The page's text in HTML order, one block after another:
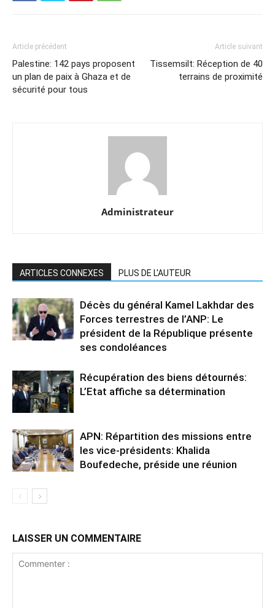
Article précédent
Palestine: 142 pays proposent
un plan de paix à Ghaza et de
sécurité pour tous
Article suivant
Tissemsilt: Réception de 40
terrains de proximité
Administrateur
ARTICLES CONNEXES PLUS DE L'AUTEUR
Décès du général Kamel Lakhdar des
Forces terrestres de l’ANP: Le
président de la République présente
ses condoléances
Récupération des biens détournés:
L’Etat affiche sa détermination
APN: Répartition des missions entre
les vice-présidents: Khalida
Boufedeche, préside une réunion
LAISSER UN COMMENTAIRE